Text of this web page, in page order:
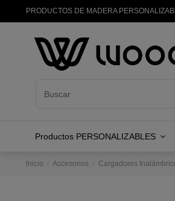
PRODUCTOS DE MADERA
Productos PERSONALIZABLES
Inicio Accesorios Cargadores